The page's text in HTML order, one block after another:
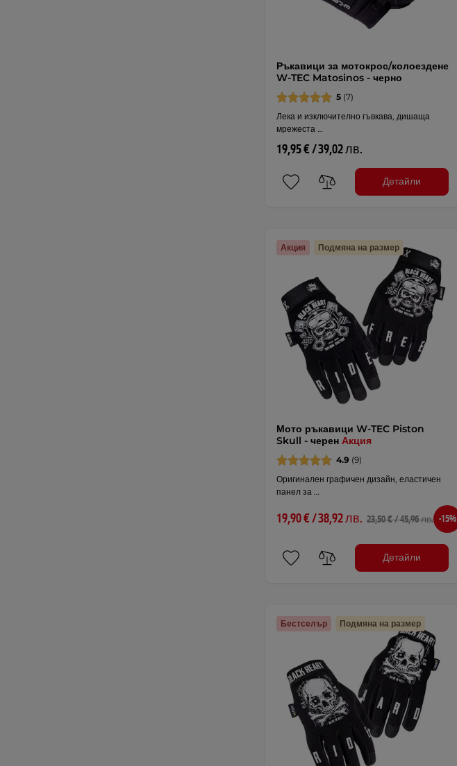
Ръкавици за мотокрос/колоездене
W-TEC Matosinos - черно
5 (7)
Лека и изключително гъвкава, дишаща
мрежеста …
19,95 € / 39,02 лв.
Детайли
Акция Подмяна на размер
Мото ръкавици W-TEC Piston
Skull - черен Акция
4.9 (9)
Оригинален графичен дизайн, еластичен
панел за …
19,90 € / 38,92 лв. 23,50 € / 45,96 лв. -15%
Детайли
Бестселър Подмяна на размер